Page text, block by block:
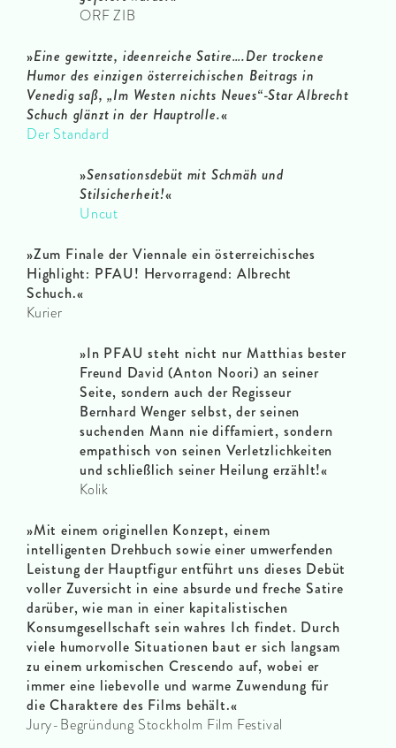
ORF ZIB
»Eine gewitzte, ideenreiche Satire….Der trockene
Humor des einzigen österreichischen Beitrags in
Venedig saß, „Im Westen nichts Neues“-Star Albrecht
Schuch glänzt in der Hauptrolle.«
Der Standard
»Sensationsdebüt mit Schmäh und
Stilsicherheit!«
Uncut
»Zum Finale der Viennale ein österreichisches
Highlight: PFAU! Hervorragend: Albrecht
Schuch.«
Kurier
»In PFAU steht nicht nur Matthias bester
Freund David (Anton Noori) an seiner
Seite, sondern auch der Regisseur
Bernhard Wenger selbst, der seinen
suchenden Mann nie diffamiert, sondern
empathisch von seinen Verletzlichkeiten
und schließlich seiner Heilung erzählt!«
Kolik
»Mit einem originellen Konzept, einem
intelligenten Drehbuch sowie einer umwerfenden
Leistung der Hauptfigur entführt uns dieses Debüt
voller Zuversicht in eine absurde und freche Satire
darüber, wie man in einer kapitalistischen
Konsumgesellschaft sein wahres Ich findet. Durch
viele humorvolle Situationen baut er sich langsam
zu einem urkomischen Crescendo auf, wobei er
immer eine liebevolle und warme Zuwendung für
die Charaktere des Films behält.«
Jury-Begründung Stockholm Film Festival